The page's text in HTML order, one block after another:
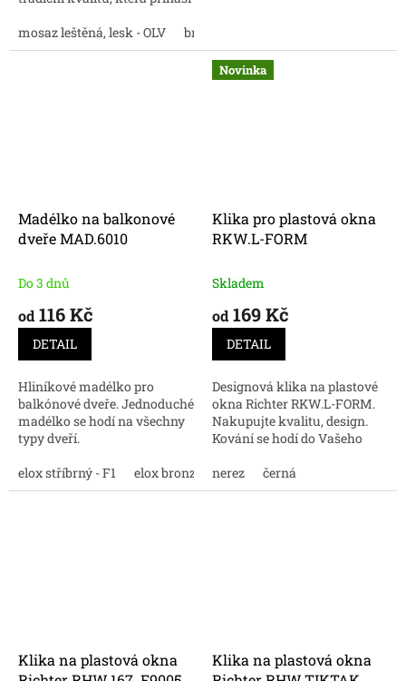
vašeho domova.
mosaz leštěná, lesk - OLV bronz česaný mat - OGS
Madélko na balkonové
dveře MAD.6010
Do 3 dnů
od116 Kč
DETAIL
Hliníkové madélko pro
balkónové dveře. Jednoduché
madélko se hodí na všechny
typy dveří.
elox stříbrný - F1
elox bronz - F4 elox nerez - F9
Novinka
Klika pro plastová okna
RKW.L-FORM
Skladem
od169 Kč
DETAIL
Designová klika na plastové
okna Richter RKW.L-FORM.
Nakupujte kvalitu, design.
Kování se hodí do Vašeho
nerez
černá
Klika na plastová okna
Klika na plastová okna